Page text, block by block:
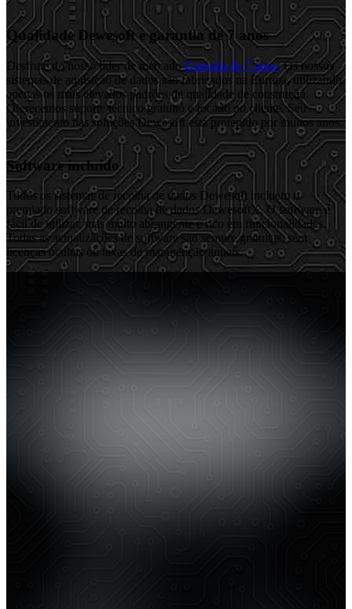
Qualidade Dewesoft e garantia de 7 anos
Desfrute do nosso líder de mercadoGarantia de 7 anos. Os nossos
sistemas de aquisição de dados são fabricados na Europa, utilizando
apenas os mais elevados padrões de qualidade de construção.
Oferecemos suporte técnico gratuito e focado no cliente. Seu
investimento nas soluções Dewesoft está protegido por muitos anos.
Software incluído
Todos os sistemas de recolha de dados Dewesoft incluem o
premiado software de recolha de dados DewesoftX. O software é
fácil de utilizar, mas muito abrangente e rico em funcionalidades.
Todas as actualizações de software são sempre gratuitas, sem
licenças ocultas ou taxas de manutenção anuais.